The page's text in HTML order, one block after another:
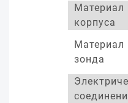
Материал
корпуса
Материал
зонда